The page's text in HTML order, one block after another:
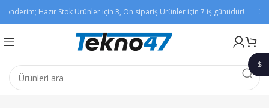
Hazır Stok Ürünler için 3, Ön sipariş Ürünler için 7 iş günüdür!
$